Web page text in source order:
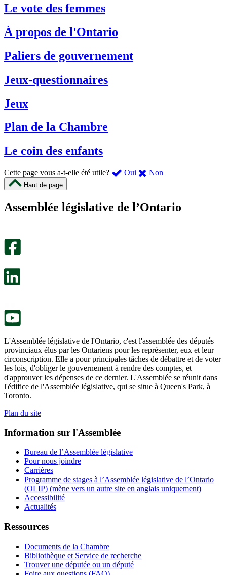
Le vote des femmes
À propos de l'Ontario
Paliers de gouvernement
Jeux-questionnaires
Jeux
Plan de la Chambre
Le coin des enfants
Cette page vous a-t-elle été utile? Oui ,
été
Non
m’a
Haut de page
Assemblée législative de l’Ontario
L'Assemblée législative de l'Ontario, c'est l'assemblée des députés
provinciaux élus par les Ontariens pour les représenter, eux et leur
circonscription. Elle a pour principales tâches de débattre et de voter
les lois, d'obliger le gouvernement à rendre des comptes, et
d'approuver les dépenses de ce dernier. L'Assemblée se réunit dans
l'édifice de l'Assemblée législative, qui se situe à Queen's Park, à
Toronto.
Plan du site
Information sur l'Assemblée
Bureau de l’Assemblée législative
Pour nous joindre
Carrières
Programme de stages à l’Assemblée législative de l’Ontario
(OLIP) (mène vers un autre site en anglais uniquement)
Accessibilité
Actualités
Ressources
Documents de la Chambre
Bibliothèque et Service de recherche
Trouver une députée ou un député